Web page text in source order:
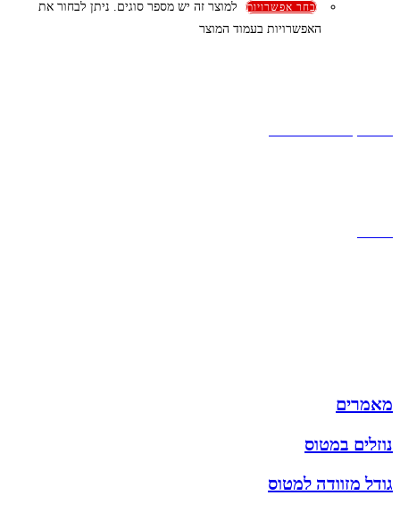
בחר אפשרויות
למוצר זה יש מספר סוגים. ניתן לבחור את
האפשרויות בעמוד המוצר
מאמרים
נוזלים במטוס
גודל מזוודה למטוס